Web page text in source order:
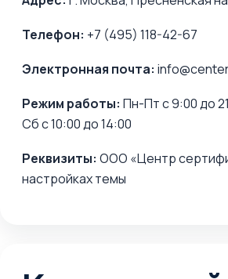
Телефон: +7 (495) 118-42-67
Электронная почта:
Режим работы: Пн-Пт с 9:00 до
Сб с 10:00 до 14:00
Реквизиты: ООО «Центр
настройках темы